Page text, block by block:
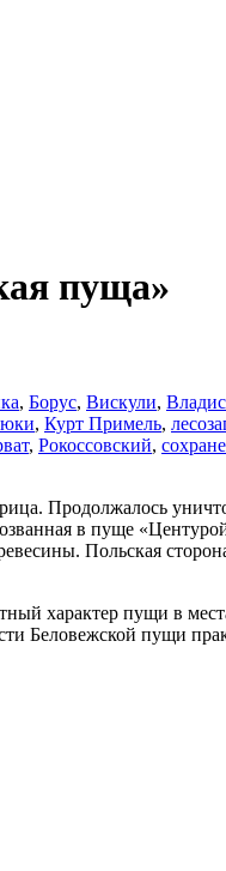
пуща»
, Борус, Вискули,
, Курт Примель,
, Рокоссовский,
Продолжалось
в пуще
Польская
характер пущи в
Беловежской пущи